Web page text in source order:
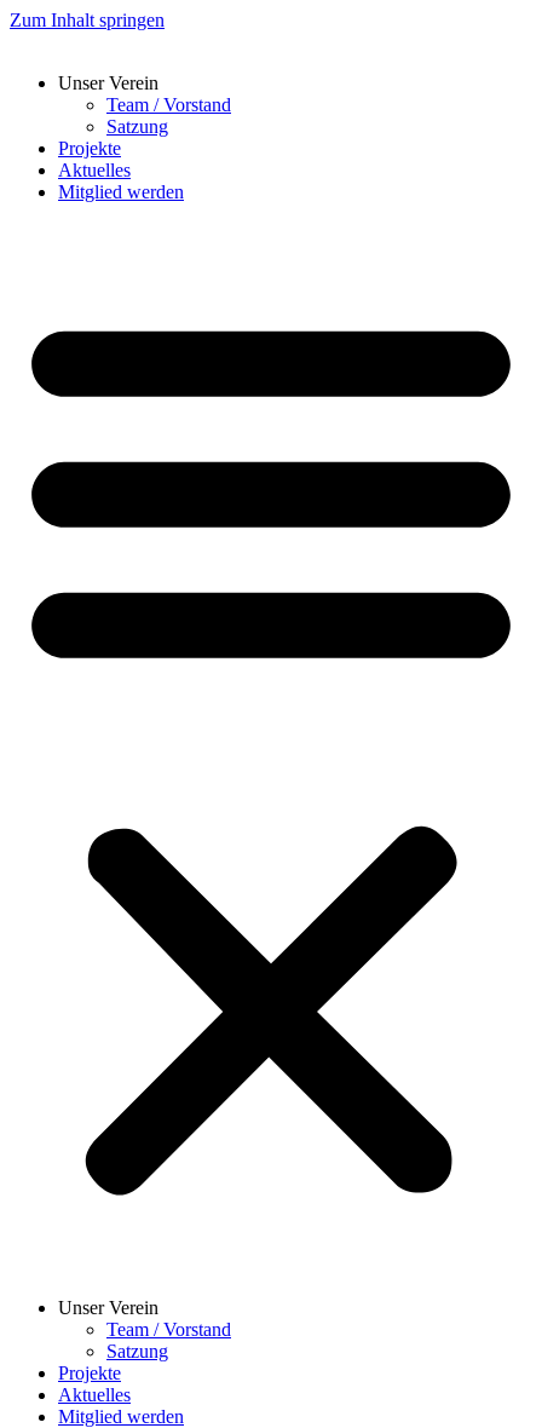
Zum Inhalt springen
Unser Verein
Team / Vorstand
Satzung
Projekte
Aktuelles
Mitglied werden
Unser Verein
Team / Vorstand
Satzung
Projekte
Aktuelles
Mitglied werden